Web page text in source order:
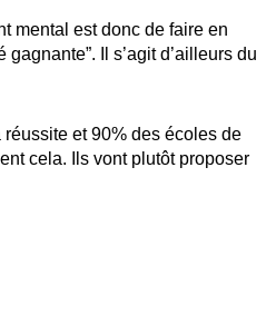
mental est donc de faire en
Il s’agit d’ailleurs du
et 90% des écoles de
cela. Ils vont plutôt proposer